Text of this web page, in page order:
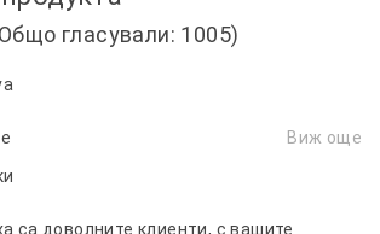
гласували: 1005)
Виж още
са доволните клиенти, с вашите